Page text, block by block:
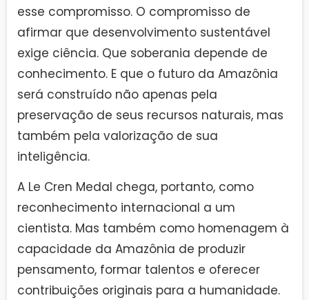
esse compromisso. O compromisso de
afirmar que desenvolvimento sustentável
exige ciência. Que soberania depende de
conhecimento. E que o futuro da Amazônia
será construído não apenas pela
preservação de seus recursos naturais, mas
também pela valorização de sua
inteligência.
A Le Cren Medal chega, portanto, como
reconhecimento internacional a um
cientista. Mas também como homenagem à
capacidade da Amazônia de produzir
pensamento, formar talentos e oferecer
contribuições originais para a humanidade.